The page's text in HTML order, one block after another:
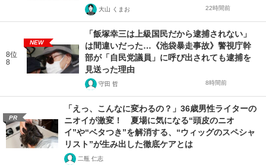
大山 くまお 22時間前
8位
8
NEW
「飯塚幸三は上級国民だから逮捕されない」
は間違いだった…《池袋暴走事故》警視庁幹
部が「自民党議員」に呼び出されても逮捕を
見送った理由
守田 哲 8時間前
PR
「えっ、こんなに変わるの？」36歳男性ライターの
ニオイが激変！ 夏場に気になる“頭皮のニオ
イ”や“ベタつき”を解消する、“ウィッグのスペシャ
リスト”が生み出した徹底ケアとは
二瓶 仁志